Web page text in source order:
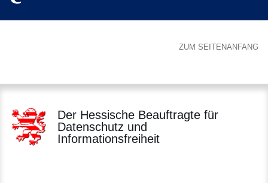
ZUM SEITENANFANG
Der Hessische Beauftragte für
Datenschutz und
Informationsfreiheit